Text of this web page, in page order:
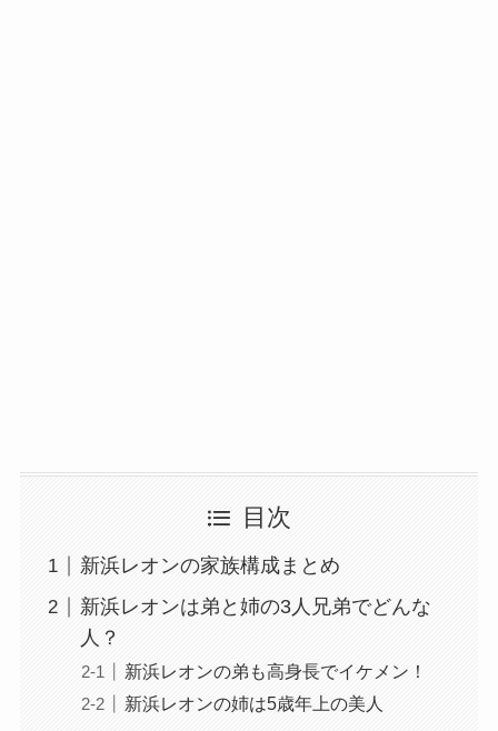
目次
新浜レオンの家族構成まとめ
新浜レオンは弟と姉の3人兄弟でどんな
人？
新浜レオンの弟も高身長でイケメン！
新浜レオンの姉は5歳年上の美人